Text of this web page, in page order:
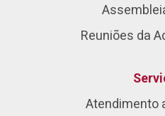
Reuniões da
Atendimento